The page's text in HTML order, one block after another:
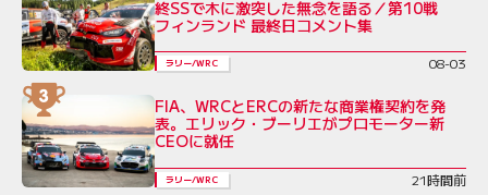
終SSで木に激突した無念を語る／第10戦
フィンランド 最終日コメント集
ラリー/WRC 08-03
FIA、WRCとERCの新たな商業権契約を発
表。エリック・ブーリエがプロモーター新
CEOに就任
ラリー/WRC 21時間前